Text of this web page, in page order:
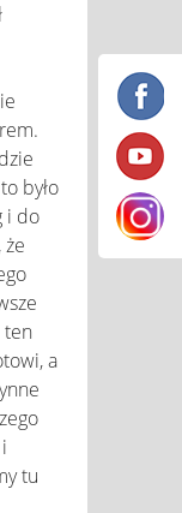
było
i do
ten
a
tu